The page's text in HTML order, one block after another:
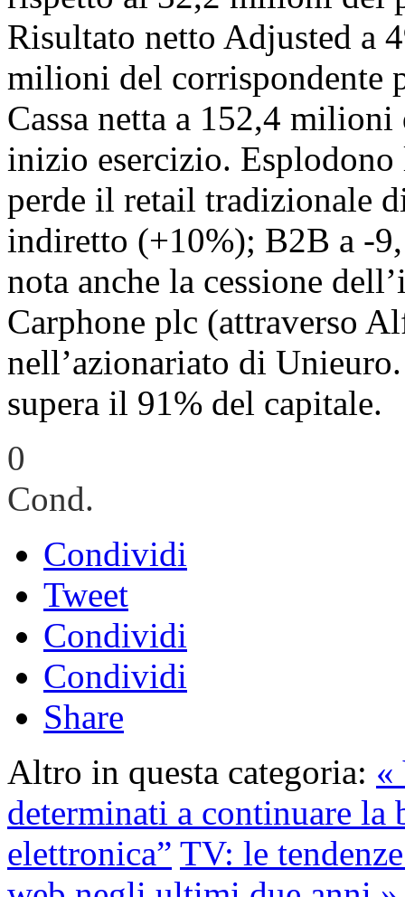
Risultato netto Adjusted a
milioni del corrispondente
Cassa netta a 152,4
inizio esercizio.
perde il retail tradizionale
indiretto (+10%); B2B a -
nota anche la cessione
Carphone plc (attraverso
nell’azionariato di
supera il 91% del capitale.
0
Cond.
Condividi
Tweet
Condividi
Condividi
Share
Altro in questa categoria: «
determinati a continuare la
elettronica” TV: le